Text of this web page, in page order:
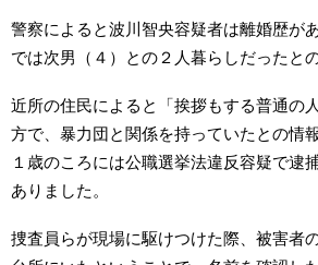
警察によると波川智央容疑者は離婚歴が
では次男（４）との２人暮らしだったとの
近所の住民によると「挨拶もする普通の
方で、暴力団と関係を持っていたとの情
１歳のころには公職選挙法違反容疑で逮
ありました。
捜査員らが現場に駆けつけた際、被害者